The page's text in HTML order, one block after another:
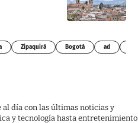
Zipaquirá Bogotá ad
al día con las últimas noticias y
y tecnología hasta entretenimiento